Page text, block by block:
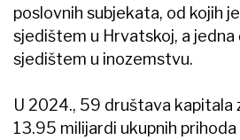
poslovnih subjekata, od kojih
sjedištem u Hrvatskoj, a
sjedištem u inozemstvu.
U 2024., 59 društava kapitala
13.95 milijardi ukupnih